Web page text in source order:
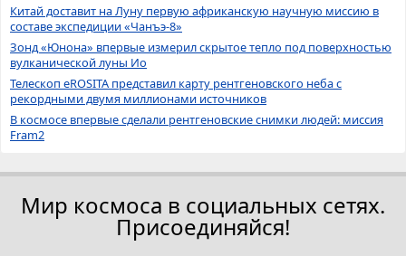
Китай доставит на Луну первую африканскую научную миссию в
составе экспедиции «Чанъэ-8»
Зонд «Юнона» впервые измерил скрытое тепло под поверхностью
вулканической луны Ио
Телескоп eROSITA представил карту рентгеновского неба с
рекордными двумя миллионами источников
В космосе впервые сделали рентгеновские снимки людей: миссия
Fram2
Мир космоса в социальных сетях.
Присоединяйся!